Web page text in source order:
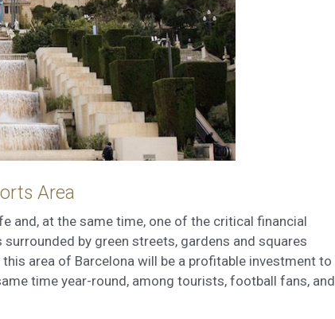
Area
and, at the same time, one of the critical financial
by green streets, gardens and squares
area of Barcelona will be a profitable investment to
time year-round, among tourists, football fans, and